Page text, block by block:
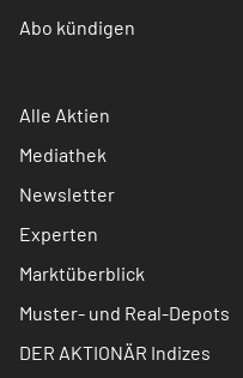
Abo kündigen
Alle Aktien
Mediathek
Newsletter
Experten
Marktüberblick
Muster- und Real-Depots
DER AKTIONÄR Indizes